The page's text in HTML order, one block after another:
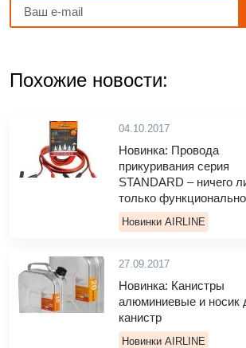
Похожие новости:
04.10.2017
Новинка: Провода
прикуривания серия
STANDARD – ничего
только
Новинки AIRLINE
27.09.2017
Новинка: Канистры
алюминиевые и носик
канистр
Новинки AIRLINE